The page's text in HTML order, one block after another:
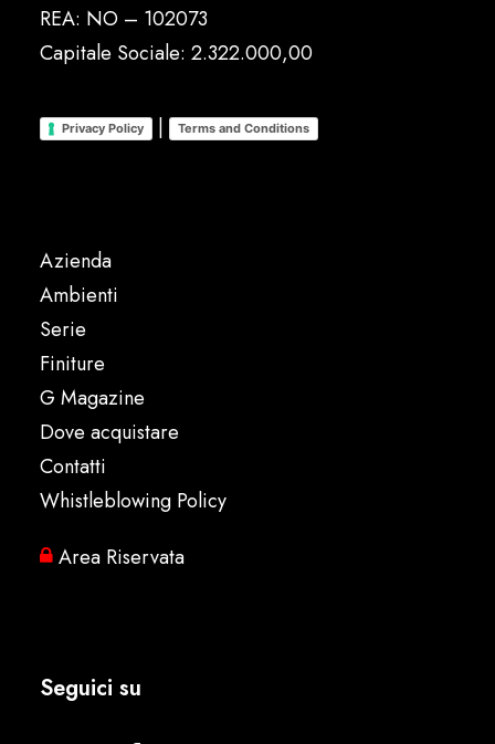
REA: NO – 102073
Capitale Sociale: 2.322.000,00
Privacy Policy | Terms and Conditions
Azienda
Ambienti
Serie
Finiture
G Magazine
Dove acquistare
Contatti
Whistleblowing Policy
Area Riservata
Seguici su